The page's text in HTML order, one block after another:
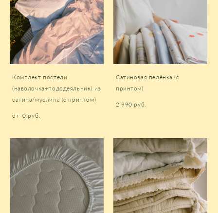
Комплект постели
(наволочка+пододеяльник) из
сатина/муслина (с принтом)
от 0 pуб.
Сатиновая пелёнка (с
принтом)
2 990 pуб.